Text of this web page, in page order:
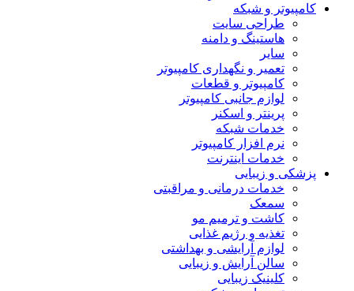
کامپیوتر و شبکه
طراحی سایت
هاستینگ و دامنه
سایر
تعمیر و نگهداری کامپیوتر
کامپیوتر و قطعات
لوازم جانبی کامپیوتر
پرینتر و اسکنر
خدمات شبکه
نرم افزار کامپیوتر
خدمات اینترنت
پزشکی و زیبایی
خدمات درمانی و مراقبتی
سمعک
کاشت و ترمیم مو
تغذیه و رژیم غذایی
لوازم آرایشی و بهداشتی
سالن آرایش و زیبایی
کلینیک زیبایی